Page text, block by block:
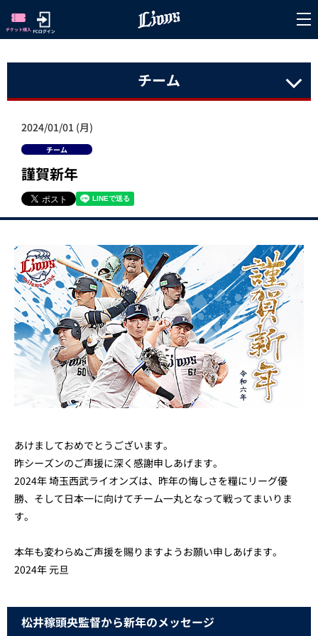
チーム
2024/01/01 (月)
チーム
謹賀新年
あけましておめでとうございます。
昨シーズンのご声援に深く感謝申しあげます。
2024年 埼玉西武ライオンズは、昨年の悔しさを糧にリーグ優
勝、そして日本一に向けてチーム一丸となって戦ってまいりま
す。
本年も変わらぬご声援を賜りますようお願い申しあげます。
2024年 元旦
松井稼頭央監督から新年のメッセージ